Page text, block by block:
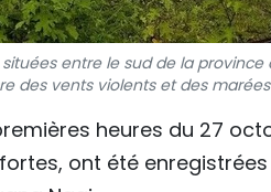
entre le sud de la
des vents violents et des
heures du 27
ont été